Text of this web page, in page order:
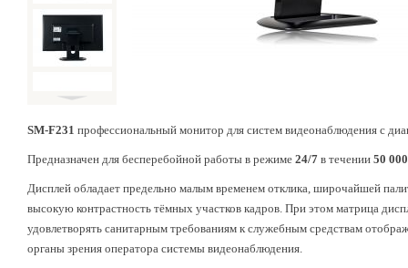
SM-F231 профессиональный монитор для систем видеонаблюдения с
Предназначен для бесперебойной работы в режиме 24/7 в течении 50
Дисплей обладает предельно малым временем отклика, широчайшей
высокую контрастность тёмных участков кадров. При этом матрица
удовлетворять санитарным требованиям к служебным средствам
органы зрения оператора системы видеонаблюдения.